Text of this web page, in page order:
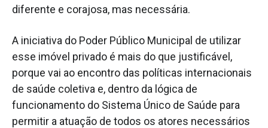
diferente e corajosa, mas necessária.
A iniciativa do Poder Público Municipal de utilizar
esse imóvel privado é mais do que justificável,
porque vai ao encontro das políticas internacionais
de saúde coletiva e, dentro da lógica de
funcionamento do Sistema Único de Saúde para
permitir a atuação de todos os atores necessários